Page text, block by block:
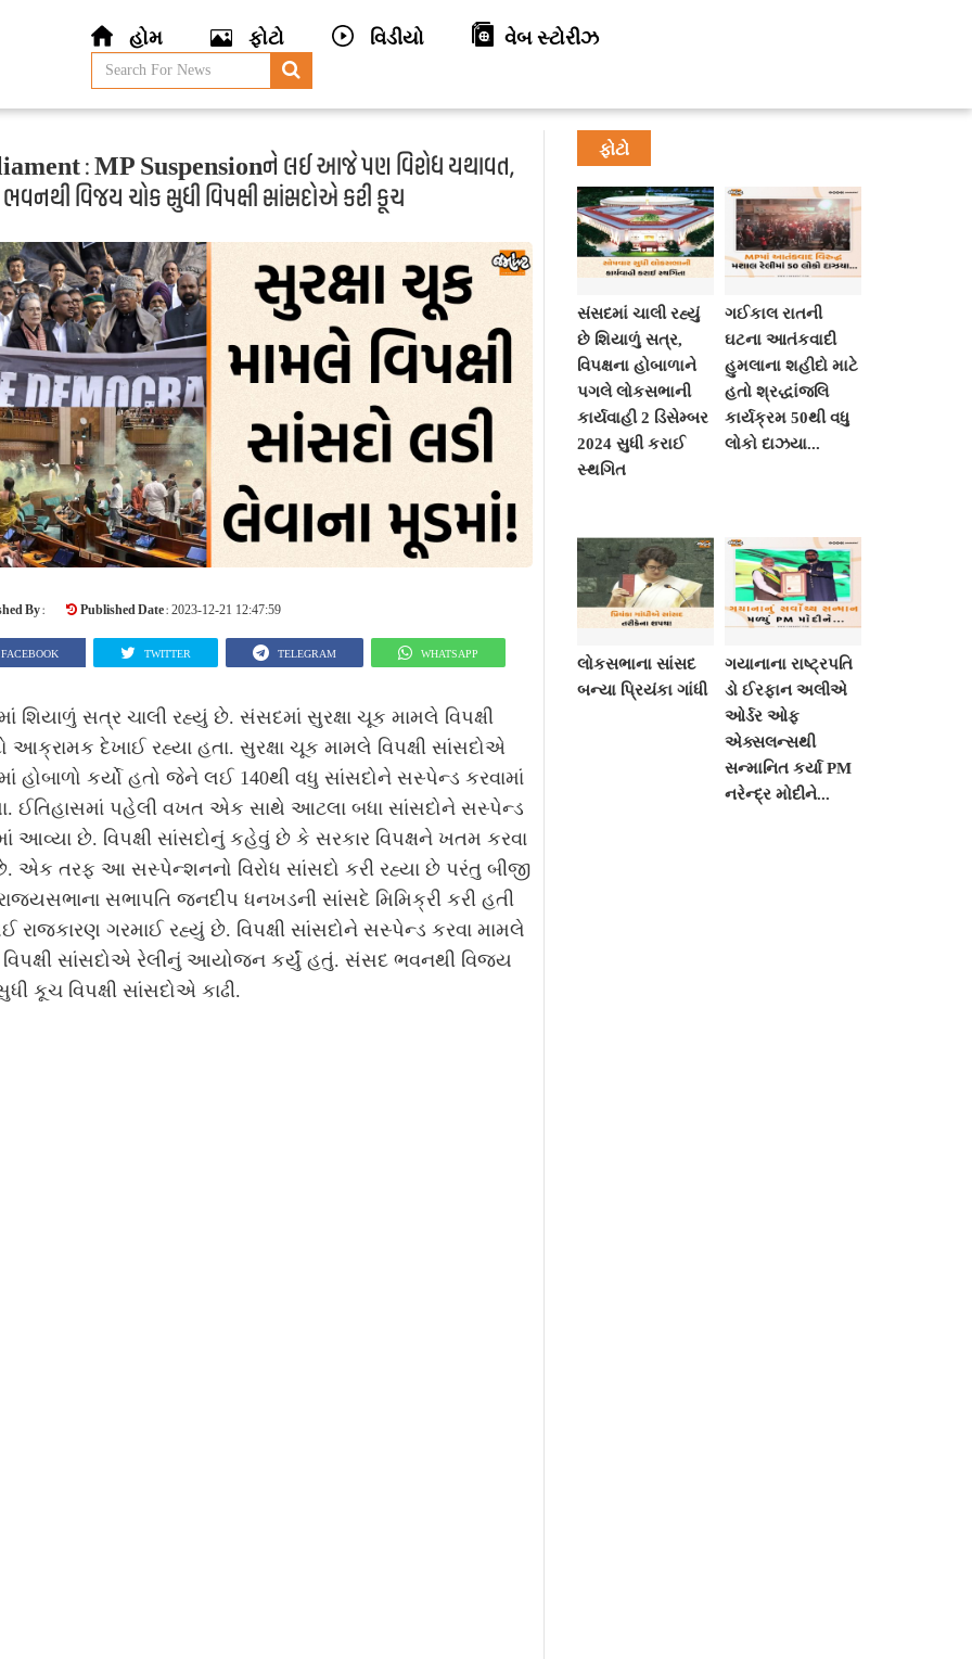
હોમ ફોટો વિડીયો વેબ સ્ટોરીઝ
: MP Suspensionને લઈ આજે પણ વિરોધ યથાવત,
વિજય ચોક સુધી વિપક્ષી સાંસદોએ કરી કૂચ
By : Published Date : 2023-12-21 12:47:59
FACEBOOK TWITTER TELEGRAM WHATSAPP
શિયાળું સત્ર ચાલી રહ્યું છે. સંસદમાં સુરક્ષા ચૂક મામલે વિપક્ષી
આક્રામક દેખાઈ રહ્યા હતા. સુરક્ષા ચૂક મામલે વિપક્ષી સાંસદોએ
હોબાળો કર્યો હતો જેને લઈ 140થી વધુ સાંસદોને સસ્પેન્ડ કરવામાં
ઈતિહાસમાં પહેલી વખત એક સાથે આટલા બધા સાંસદોને સસ્પેન્ડ
આવ્યા છે. વિપક્ષી સાંસદોનું કહેવું છે કે સરકાર વિપક્ષને ખતમ કરવા
એક તરફ આ સસ્પેન્શનનો વિરોધ સાંસદો કરી રહ્યા છે પરંતુ બીજી
સભાપતિ જનદીપ ધનખડની સાંસદે મિમિક્રી કરી હતી
રાજકારણ ગરમાઈ રહ્યું છે. વિપક્ષી સાંસદોને સસ્પેન્ડ કરવા મામલે
સાંસદોએ રેલીનું આયોજન કર્યું હતું. સંસદ ભવનથી વિજય
કૂચ વિપક્ષી સાંસદોએ કાઢી.
ફોટો
સંસદમાં ચાલી રહ્યું
છે શિયાળું સત્ર,
વિપક્ષના હોબાળાને
પગલે લોકસભાની
કાર્યવાહી 2 ડિસેમ્બર
2024 સુધી કરાઈ
સ્થગિત
ગઈકાલ રાતની
ઘટના આતંકવાદી
હુમલાના શહીદો માટે
હતો શ્રદ્ધાંજલિ
કાર્યક્રમ 50થી વધુ
લોકો દાઝયા...
લોકસભાના સાંસદ
બન્યા પ્રિયંકા ગાંધી
ગયાનાના રાષ્ટ્રપતિ
ડો ઈરફાન અલીએ
ઓર્ડર ઓફ
એક્સલન્સથી
સન્માનિત કર્યા PM
નરેન્દ્ર મોદીને...